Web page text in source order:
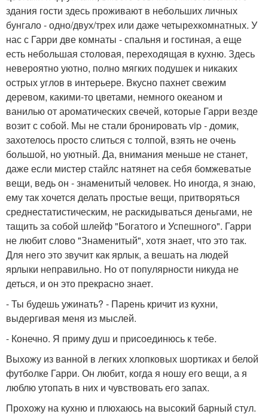
здания гости здесь проживают в небольших личных
бунгало - одно/двух/трех или даже четырехкомнатных. У
нас с Гарри две комнаты - спальня и гостиная, а еще
есть небольшая столовая, переходящая в кухню. Здесь
невероятно уютно, полно мягких подушек и никаких
острых углов в интерьере. Вкусно пахнет свежим
деревом, какими-то цветами, немного океаном и
ванилью от ароматических свечей, которые Гарри везде
возит с собой. Мы не стали бронировать vip - домик,
захотелось просто слиться с толпой, взять не очень
большой, но уютный. Да, внимания меньше не станет,
даже если мистер стайлс натянет на себя бомжеватые
вещи, ведь он - знаменитый человек. Но иногда, я знаю,
ему так хочется делать простые вещи, притворяться
среднестатистическим, не раскидываться деньгами, не
тащить за собой шлейф "Богатого и Успешного". Гарри
не любит слово "Знаменитый", хотя знает, что это так.
Для него это звучит как ярлык, а вешать на людей
ярлыки неправильно. Но от популярности никуда не
деться, и он это прекрасно знает.
- Ты будешь ужинать? - Парень кричит из кухни,
выдергивая меня из мыслей.
- Конечно. Я приму душ и присоединюсь к тебе.
Выхожу из ванной в легких хлопковых шортиках и белой
футболке Гарри. Он любит, когда я ношу его вещи, а я
люблю утопать в них и чувствовать его запах.
Прохожу на кухню и плюхаюсь на высокий барный стул.